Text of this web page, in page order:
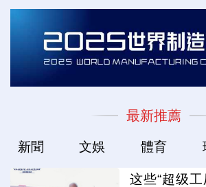
最新推薦
新聞 文娛 體育
这些“超级工